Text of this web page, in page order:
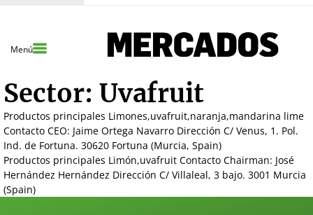
Menú
Sector: Uvafruit
Productos principales Limones,uvafruit,naranja,mandarina lime
Contacto CEO: Jaime Ortega Navarro Dirección C/ Venus, 1. Pol.
Ind. de Fortuna. 30620 Fortuna (Murcia, Spain)
Productos principales Limón,uvafruit Contacto Chairman: José
Hernández Hernández Dirección C/ Villaleal, 3 bajo. 3001 Murcia
(Spain)